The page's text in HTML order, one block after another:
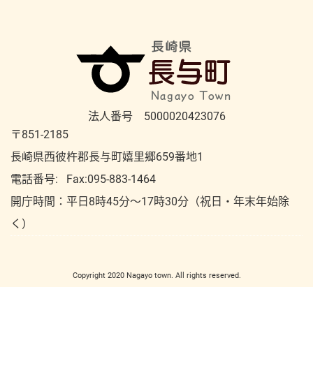
法人番号 5000020423076
〒851-2185
長崎県西彼杵郡長与町嬉里郷659番地1
電話番号: Fax:095-883-1464
開庁時間：平⽇8時45分～17時30分（祝⽇・年末年始除
く）
Copyright 2020 Nagayo town. All rights reserved.